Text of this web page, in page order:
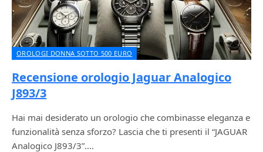
OROLOGI DONNA SOTTO 500 EURO
Recensione orologio Jaguar Analogico
J893/3
Hai mai desiderato un orologio che combinasse eleganza e
funzionalità senza sforzo? Lascia che ti presenti il “JAGUAR
Analogico J893/3”.…